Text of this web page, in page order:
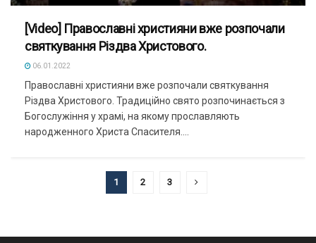
[Video] Православні християни вже розпочали
святкування Різдва Христового.
06.01.2022
Православні християни вже розпочали святкування
Різдва Христового. Традиційно свято розпочинається з
Богослужіння у храмі, на якому прославляють
народженного Христа Спасителя....
1 2 3